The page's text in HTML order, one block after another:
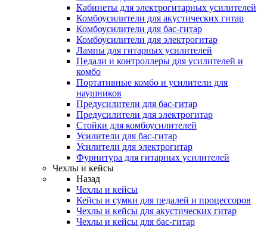
Кабинеты для электрогитарных усилителей
Комбоусилители для акустических гитар
Комбоусилители для бас-гитар
Комбоусилители для электрогитар
Лампы для гитарных усилителей
Педали и контроллеры для усилителей и
комбо
Портативные комбо и усилители для
наушников
Предусилители для бас-гитар
Предусилители для электрогитар
Стойки для комбоусилителей
Усилители для бас-гитар
Усилители для электрогитар
Фурнитура для гитарных усилителей
Чехлы и кейсы
Назад
Чехлы и кейсы
Кейсы и сумки для педалей и процессоров
Чехлы и кейсы для акустических гитар
Чехлы и кейсы для бас-гитар